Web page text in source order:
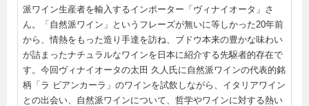
派ワイン生産者を輸入するインポーター「ヴィナイオータ」さ
ん。「自然派ワイン」というフレーズが無いに等しかった20年前
から、情熱をもった造り手達を訪ね、ブドウ本来の豊かな味わい
が詰まったナチュラルなワインを日本に紹介する先駆者的存在で
す。今回ヴィナイオータの太田 久人氏に自然派ワインの代表的銘
柄「ラ ビアンカーラ」のワインを試飲しながら、イタリアワイン
との出会い、自然派ワインについて、哲学やワインに対する熱い